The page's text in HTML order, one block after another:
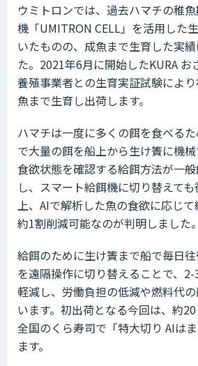
ウミトロンでは、過去ハマチの稚
機「UMITRON CELL」を活用した
いたものの、成魚まで生育した実
た。2021年6月に開始したKURA お
養殖事業者との生育実証試験によ
魚まで生育し出荷します。
ハマチは一度に多くの餌を食べる
で大量の餌を船上から生け簀に機
食欲状態を確認する給餌方法が一
し、スマート給餌機に切り替えて
上、AIで解析した魚の食欲に応じ
約1割削減可能なのが判明しました。
給餌のために生け簀まで船で毎日
を遠隔操作に切り替えることで、
軽減し、労働負担の低減や燃料代
います。初出荷となる今回は、約20
全国のくら寿司で「特大切り AIは
ます。